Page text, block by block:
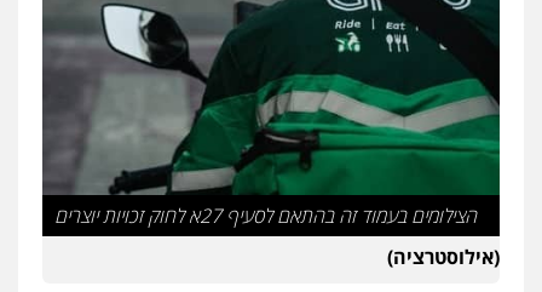
פלילי פשיעה חמורה חקירות ומעצרים
נוער עורכי דין לענייני אסירים תעבורה
0549475678
מנשה, אלמוג – עורכי דין
פלילי עבירות תנועה צווארון לבן תעבורה
עורכי דין לענייני אסירים מעצרים וחקירות
0546470989
הצילומים בעמוד זה בהתאם לסעיף 27א לחוק זכויות יוצרים
(אילוסטרציה)